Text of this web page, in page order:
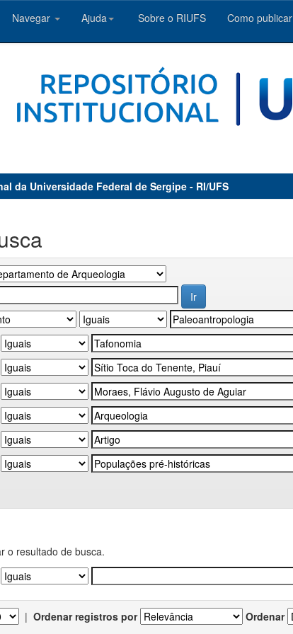
Navegar Ajuda Sobre o RIUFS Como publicar
da Universidade Federal de Sergipe - RI/UFS
o resultado de busca.
| Ordenar registros por Ordenar